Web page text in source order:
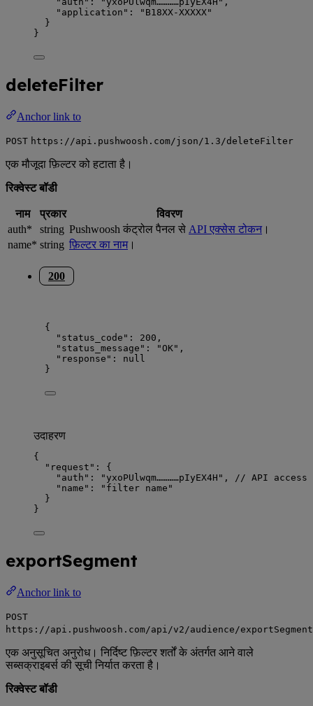
"application" : " B18XX-XXXXX"
}
}
deleteFilter
Anchor link to
POST https://api.pushwoosh.com/json/1.3/deleteFilter
एक मौजूदा फ़िल्टर को हटाता है।
रिक्वेस्ट बॉडी
नाम प्रकार
विवरण
auth*
string Pushwoosh कंट्रोल पैनल से API एक्सेस टोकन।
name* string फ़िल्टर का नाम।
200
{
"status_code" : 200 ,
"status_message" : "OK" ,
"response" : null
}
उदाहरण
{
"request" : {
"auth" : " yxoPUlwqm…………pIyEX4H " , // API access
"name" : " filter name "
}
}
exportSegment
Anchor link to
POST
https://api.pushwoosh.com/api/v2/audience/exportSegment
एक अनुसूचित अनुरोध। निर्दिष्ट फ़िल्टर शर्तों के अंतर्गत आने वाले
सब्सक्राइबर्स की सूची निर्यात करता है।
रिक्वेस्ट बॉडी